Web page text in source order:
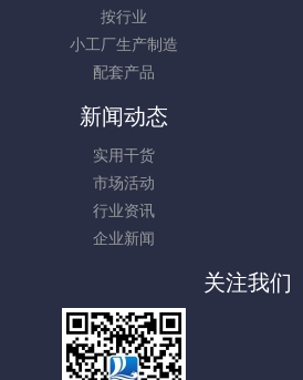
按行业
小工厂生产制造
配套产品
新闻动态
实用干货
市场活动
行业资讯
企业新闻
关注我们